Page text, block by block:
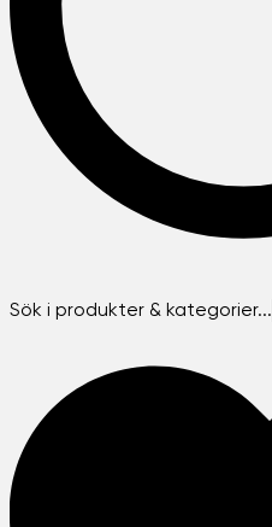
Sök i produkter & kategorier...